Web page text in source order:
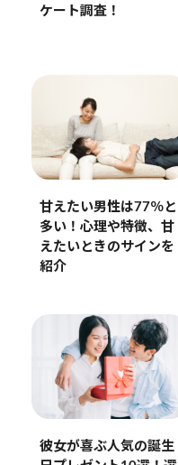
ケート調査！
甘えたい男性は77％と
多い！心理や特徴、甘
えたいときのサインを
紹介
彼女が喜ぶ人気の誕生